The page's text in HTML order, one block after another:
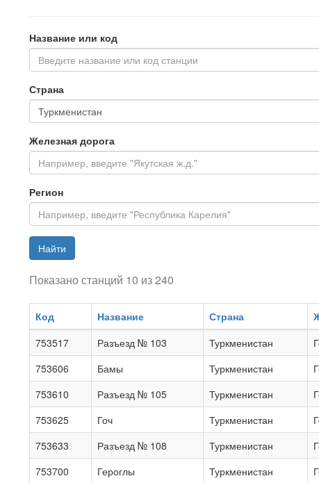
Название или код
Введите название или код станции
Страна
Железная дорога
Регион
Найти
Показано станций 10 из 240
Код Название Страна
753517
Разъезд № 103 Туркменистан
753606
Бамы Туркменистан
753610
Разъезд № 105 Туркменистан
753625
Гоч Туркменистан
753633
Разъезд № 108 Туркменистан
753700
Героглы Туркменистан